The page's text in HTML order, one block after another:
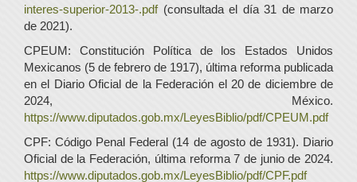
interes-superior-2013-.pdf(consultada el día 31 de marzo
de 2021).
CPEUM: Constitución Política de los Estados Unidos
Mexicanos (5 de febrero de 1917), última reforma publicada
en el Diario Oficial de la Federación el 20 de diciembre de
2024, México.
https://www.diputados.gob.mx/LeyesBiblio/pdf/CPEUM.pdf
CPF: Código Penal Federal (14 de agosto de 1931). Diario
Oficial de la Federación, última reforma 7 de junio de 2024.
https://www.diputados.gob.mx/LeyesBiblio/pdf/CPF.pdf